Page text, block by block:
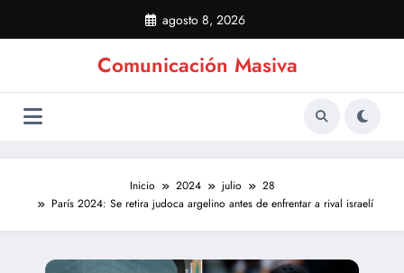
contenido
agosto 8, 2026
Comunicación Masiva
Inicio 2024 julio
28
París 2024: Se retira judoca argelino antes de enfrentar a rival israelí